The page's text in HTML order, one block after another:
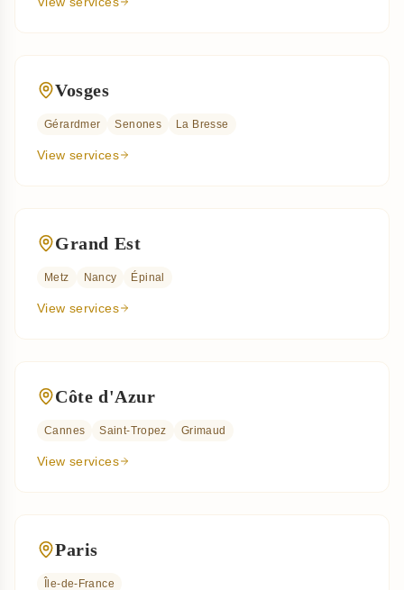
Vosges
Gérardmer Senones La Bresse
View services
Grand Est
Metz Nancy Épinal
View services
Côte d'Azur
Cannes Saint-Tropez Grimaud
View services
Paris
Île-de-France